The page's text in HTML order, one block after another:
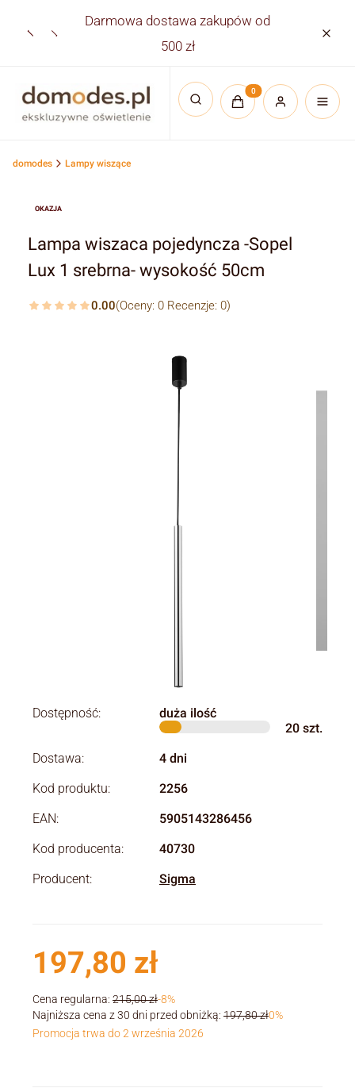
Darmowa dostawa zakupów od
500 zł
Otwórz wyszukiwarkę
Produkty w
domodes Lampy wiszące
OKAZJA
Lampa wiszaca pojedyncza -Sopel
Lux 1 srebrna- wysokość 50cm
0.00(Oceny: 0 Recenzje: 0)
Dostępność:
duża ilość
20 szt.
Dostawa:
4 dni
Kod produktu:
2256
EAN:
5905143286456
Kod producenta:
40730
Producent:
Sigma
197,80 zł
Cena regularna: 215,00 zł-8%
Najniższa cena z 30 dni przed obniżką: 197,80 zł0%
Promocja trwa do 2 września 2026